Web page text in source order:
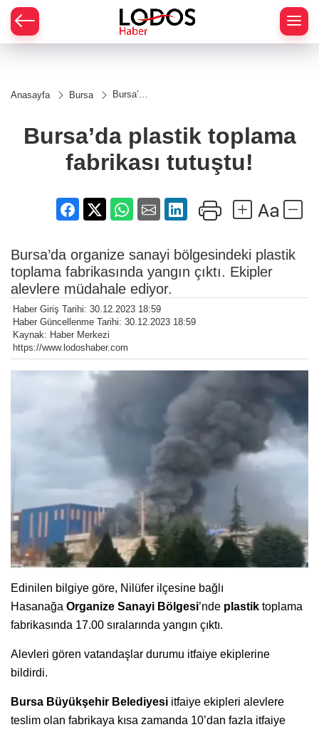
Anasayfa Bursa
Bursa’da
fabrikası
tutuştu!
Bursa’da plastik toplama
fabrikası tutuştu!
Bursa’da organize sanayi bölgesindeki plastik
toplama fabrikasında yangın çıktı. Ekipler
alevlere müdahale ediyor.
Haber Giriş Tarihi: 30.12.2023 18:59
Haber Güncellenme Tarihi: 30.12.2023 18:59
Kaynak: Haber Merkezi
https://www.lodoshaber.com
Edinilen bilgiye göre, Nilüfer ilçesine bağlı
Hasanağa Organize Sanayi Bölgesi’nde plastik toplama
fabrikasında 17.00 sıralarında yangın çıktı.
Alevleri gören vatandaşlar durumu itfaiye ekiplerine
bildirdi.
Bursa Büyükşehir Belediyesi itfaiye ekipleri alevlere
teslim olan fabrikaya kısa zamanda 10’dan fazla itfaiye